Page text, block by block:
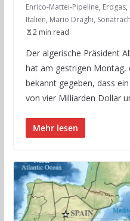
Enrico-Mattei-Pipeline, Erdgas,
Italien, Mario Draghi, Sonatrach
2 min read
Der algerische Präsident
hat am gestrigen Montag,
bekannt gegeben, dass
von vier Milliarden Dollar
Mehr lesen